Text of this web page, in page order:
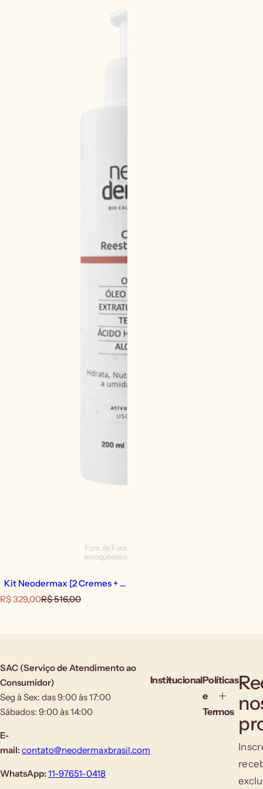
Fora de
estoque
Fora de
estoque
Kit Neodermax [2 Cremes + 1
Shampoo +1 Tônico]
P
e
e
n
d
R$ 329,00P
o
m
a
l
R$ 516,00
SAC (Serviço de Atendimento ao
Consumidor)
Seg à Sex: das 9:00 às 17:00
Sábados: 9:00 às 14:00
E-
mail:contato@neodermaxbrasil.com
WhatsApp:11-97651-0418
InstitucionalPolíticas
e
Termos